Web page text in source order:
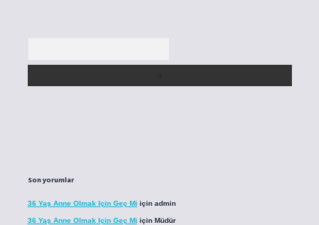
Son yorumlar
36 Yaş Anne Olmak Için Geç Mi için admin
36 Yaş Anne Olmak Için Geç Mi için Müdür